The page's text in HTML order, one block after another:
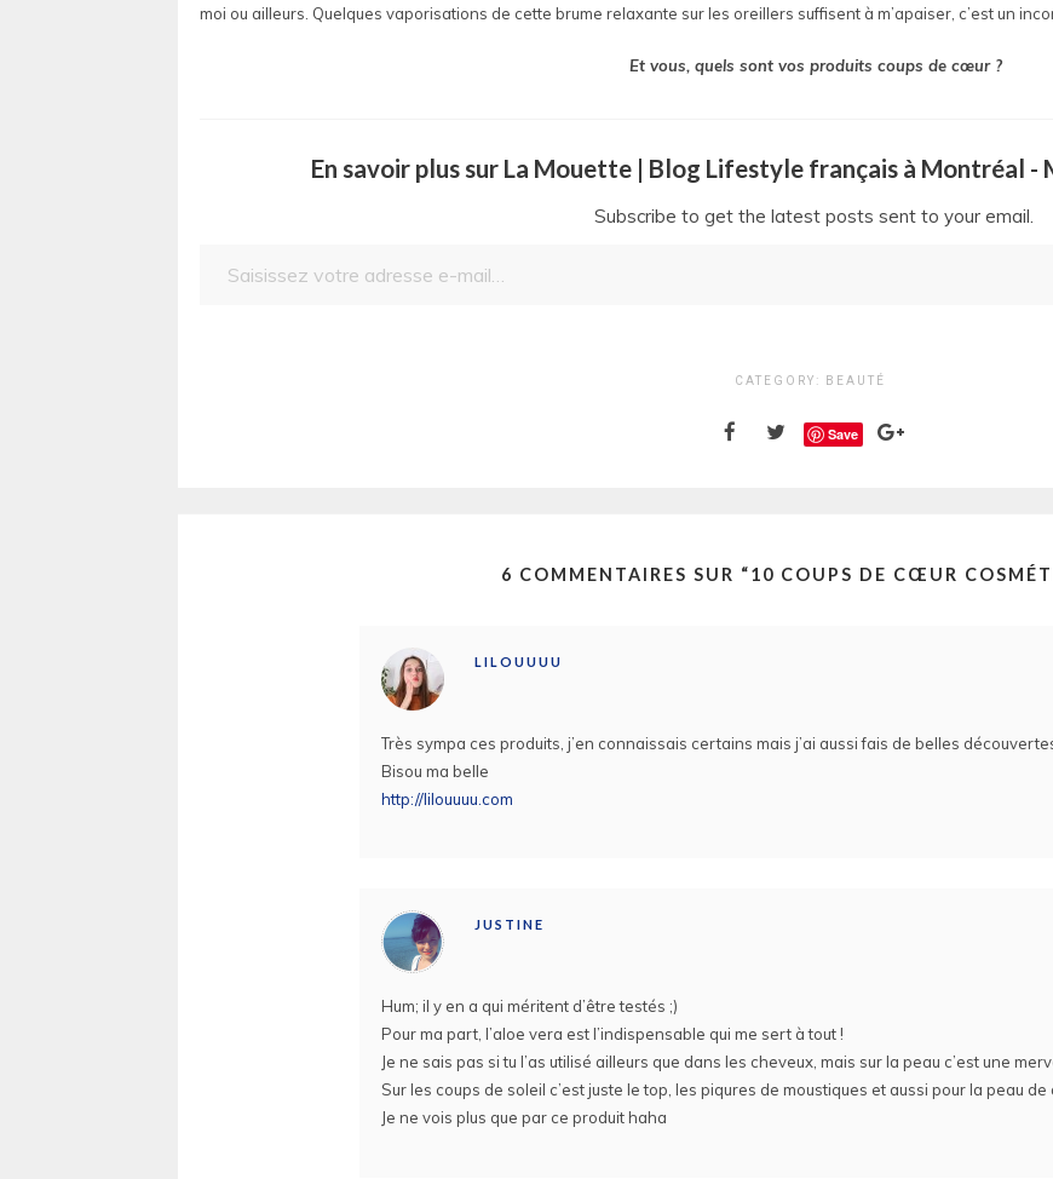
moi ou ailleurs. Quelques vaporisations de cette brume relaxante sur les oreillers suffisent à m’apaiser, c’est un
Et vous, quels sont vos produits coups de cœur ?
En savoir plus sur La Mouette | Blog Lifestyle français à Montréal -
Subscribe to get the latest posts sent to your email.
CATEGORY: BEAUTÉ
Save
6 COMMENTAIRES SUR “10 COUPS DE CŒUR
LILOUUUU
Très sympa ces produits, j’en connaissais certains mais j’ai aussi fais de belles
Bisou ma belle
http://lilouuuu.com
JUSTINE
Hum; il y en a qui méritent d’être testés ;)
Pour ma part, l’aloe vera est l’indispensable qui me sert à tout !
Je ne sais pas si tu l’as utilisé ailleurs que dans les cheveux, mais sur la peau c’est une
Sur les coups de soleil c’est juste le top, les piqures de moustiques et aussi pour la peau de
Je ne vois plus que par ce produit haha